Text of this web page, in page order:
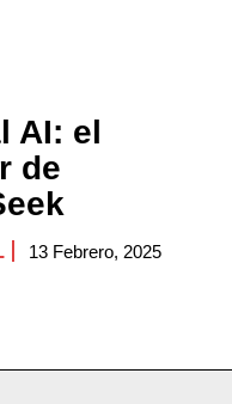
AI: el
de
13 Febrero, 2025